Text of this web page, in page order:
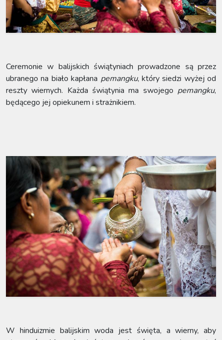
Ceremonie w balijskich świątyniach prowadzone są przez
ubranego na biało kapłana pemangku, który siedzi wyżej od
reszty wiernych. Każda świątynia ma swojego pemangku,
będącego jej opiekunem i strażnikiem.
W hinduizmie balijskim woda jest święta, a wierny, aby